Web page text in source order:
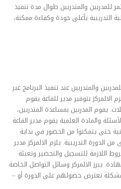
للمدربين والمتدربين طوال مدة تنفيذ
التدريبية بأعلى جودة وكفاءة ممكنة،
والمتدربين عند تنفيذ البرنامج عبر
الالمركز بتوفير مدير للقاعة يقوم
يقوم المدربين بمساعدة المتدربين،
والمادة العلمية يقوم مدير القاعة
حتى يتمكنوا من الحضور في بداية
الدورة التدريبية. يلزم الالمركز مدير
اللازمة للتسجيل والتحضير وتعبئة
يبرز الالمركز وسائل التواصل الخاصة
تعترض حصولهم على الدورة أو –